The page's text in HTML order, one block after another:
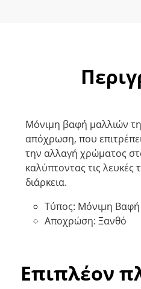
Μόνιμη βαφή μαλλιών
απόχρωση, που
την αλλαγή χρώματος
καλύπτοντας τις λευκές
διάρκεια.
Τύπος: Μόνιμη Βαφή
Αποχρώση: Ξανθό
Επιπλέον